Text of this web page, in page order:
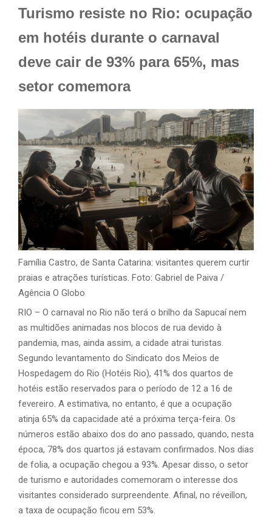
Turismo resiste no Rio: ocupação
em hotéis durante o carnaval
deve cair de 93% para 65%, mas
setor comemora
Família Castro, de Santa Catarina: visitantes querem curtir
praias e atrações turísticas. Foto: Gabriel de Paiva /
Agência O Globo
RIO – O carnaval no Rio não terá o brilho da Sapucaí nem
as multidões animadas nos blocos de rua devido à
pandemia, mas, ainda assim, a cidade atrai turistas.
Segundo levantamento do Sindicato dos Meios de
Hospedagem do Rio (Hotéis Rio), 41% dos quartos de
hotéis estão reservados para o período de 12 a 16 de
fevereiro. A estimativa, no entanto, é que a ocupação
atinja 65% da capacidade até a próxima terça-feira. Os
números estão abaixo dos do ano passado, quando, nesta
época, 78% dos quartos já estavam confirmados. Nos dias
de folia, a ocupação chegou a 93%. Apesar disso, o setor
de turismo e autoridades comemoram o interesse dos
visitantes considerado surpreendente. Afinal, no réveillon,
a taxa de ocupação ficou em 53%.